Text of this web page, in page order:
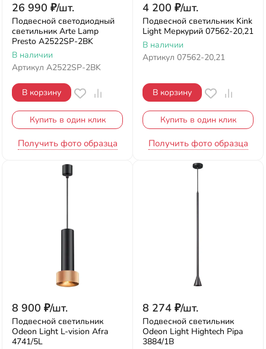
26 990 ₽/шт.
Подвесной светодиодный
светильник Arte Lamp
Presto A2522SP-2BK
В наличии
Артикул A2522SP-2BK
В корзину
Купить в один клик
Получить фото образца
4 200 ₽/шт.
Подвесной светильник Kink
Light Меркурий 07562-20,21
В наличии
Артикул 07562-20,21
В корзину
Купить в один клик
Получить фото образца
8 900 ₽/шт.
Подвесной светильник
Odeon Light L-vision Afra
4741/5L
8 274 ₽/шт.
Подвесной светильник
Odeon Light Hightech Pipa
3884/1B